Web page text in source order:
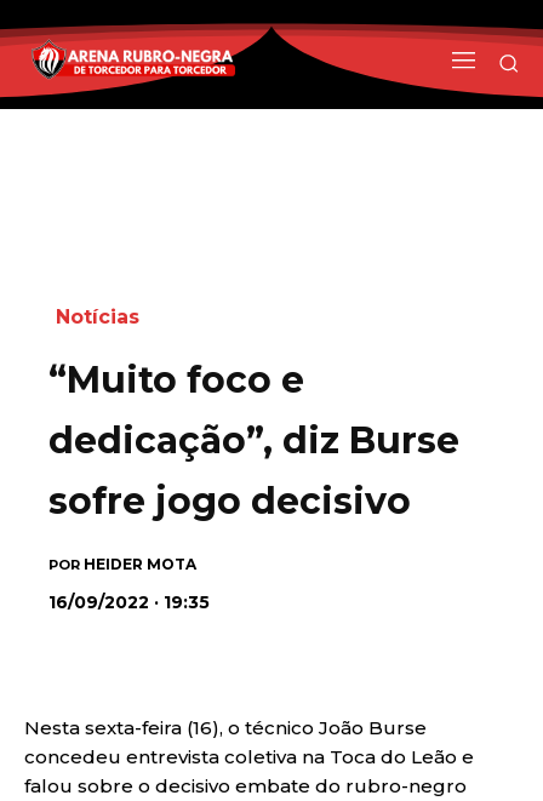
Notícias
“Muito foco e
dedicação”, diz Burse
sofre jogo decisivo
POR HEIDER MOTA
16/09/2022 · 19:35
Nesta sexta-feira (16), o técnico João Burse
concedeu entrevista coletiva na Toca do Leão e
falou sobre o decisivo embate do rubro-negro